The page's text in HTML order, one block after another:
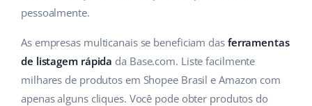
Supermercado
Saúde e beleza
Moda
Outros
deutsch
Ελληνικά
español (AR)
pessoalmente.
As empresas multicanais se beneficiam das ferramentas
de listagem rápida da Base.com. Liste facilmente
milhares de produtos em Shopee Brasil e Amazon com
apenas alguns cliques. Você pode obter produtos do